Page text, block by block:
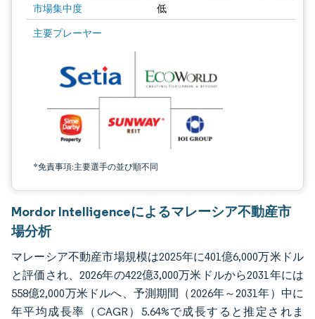
市場集中度 低
主要プレーヤー
*免責事項:主要選手の並び順不同
画像 © Mordor Intelligence。再利用にはCC BY 4.0の表示が必要です。
Mordor Intelligenceによるマレーシア不動産市
場分析
マレーシア不動産市場規模は2025年に401億6,000万米ドル
と評価され、2026年の422億3,000万米ドルから2031年には
558億2,000万米ドルへ、予測期間（2026年～2031年）中に
年平均成長率（CAGR）5.64%で成長すると推定されま